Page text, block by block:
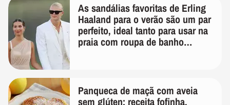
As sandálias favoritas de Erling
Haaland para o verão são um par
perfeito, ideal tanto para usar na
praia com roupa de banho
Panqueca de maçã com aveia
sem glúten: receita fofinha,